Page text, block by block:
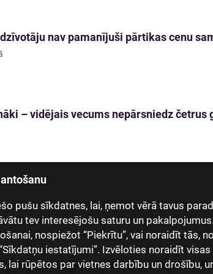
pušu sīkdatnes, lai, ņemot vērā tavus
tev interesējošu saturu un
nospiežot “Piekrītu”, vai noraidīt tās,
iestatījumi”. Izvēloties noraidīt
lai rūpētos par vietnes darbību un drošību,
nav pamanījuši pārtikas cenu
– vidējais vecums nepārsniedz četrus
telpa Grupas uzņēmumi Karjera